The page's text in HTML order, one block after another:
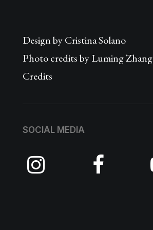
Design byCristina Solano
Photo credits by Luming Zhang
Credits
SOCIAL MEDIA